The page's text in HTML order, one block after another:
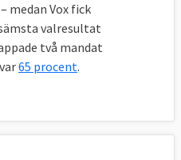
medan Vox fick
valresultat
två mandat
65 procent.